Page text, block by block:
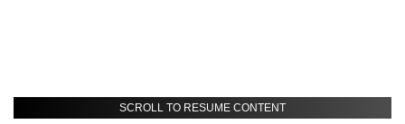
SCROLL TO RESUME CONTENT